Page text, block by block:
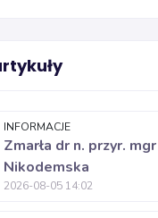
INFORMACJE
Zmarła dr n. przyr.
Nikodemska
2026-08-05 14:02